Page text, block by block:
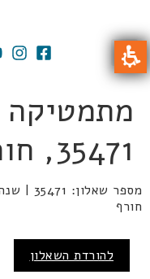
35471, חורף 2026
חורף
להורדת השאלון